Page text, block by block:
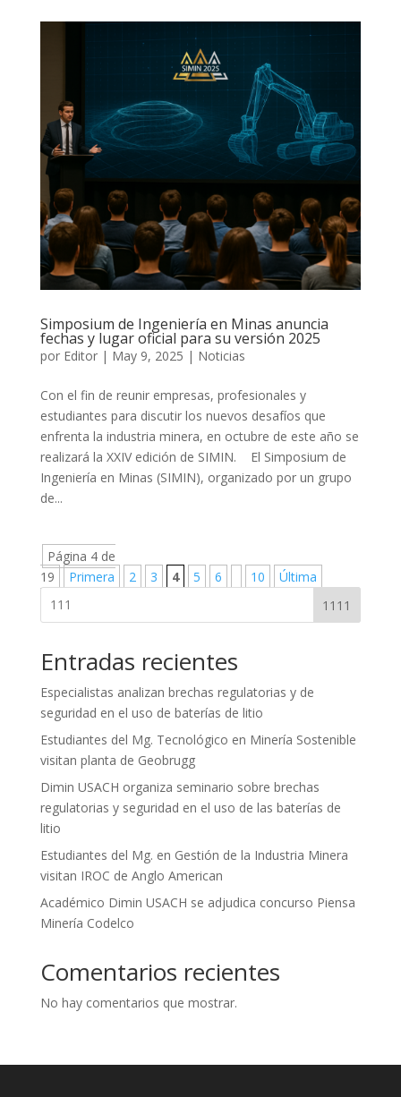
Simposium de Ingeniería en Minas anuncia
fechas y lugar oficial para su versión 2025
por Editor| May 9, 2025 | Noticias
Con el fin de reunir empresas, profesionales y
estudiantes para discutir los nuevos desafíos que
enfrenta la industria minera, en octubre de este año se
realizará la XXIV edición de SIMIN. El Simposium de
Ingeniería en Minas (SIMIN), organizado por un grupo
de...
Página 4 de
19
Primera 2 3 4 5 6 10
Última
1111
Entradas recientes
Especialistas analizan brechas regulatorias y de
seguridad en el uso de baterías de litio
Estudiantes del Mg. Tecnológico en Minería Sostenible
visitan planta de Geobrugg
Dimin USACH organiza seminario sobre brechas
regulatorias y seguridad en el uso de las baterías de
litio
Estudiantes del Mg. en Gestión de la Industria Minera
visitan IROC de Anglo American
Académico Dimin USACH se adjudica concurso Piensa
Minería Codelco
Comentarios recientes
No hay comentarios que mostrar.